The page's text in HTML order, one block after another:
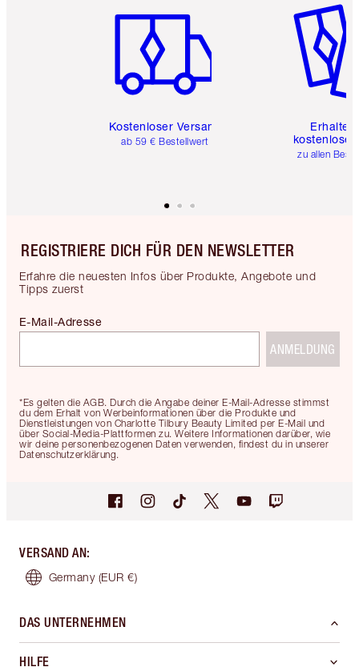
Kostenloser Versand
ab 59 € Bestellwert
Erhalte
kostenlose
zu allen
REGISTRIERE DICH FÜR DEN NEWSLETTER
Erfahre die neuesten Infos über Produkte, Angebote und
Tipps zuerst
*Es gelten die AGB. Durch die Angabe deiner E-Mail-Adresse stimmst
du dem Erhalt von Werbeinformationen über die Produkte und
Dienstleistungen von Charlotte Tilbury Beauty Limited per E-Mail und
über Social-Media-Plattformen zu. Weitere Informationen darüber, wie
wir deine personenbezogenen Daten verwenden, findest du in unserer
Datenschutzerklärung.
E-Mail-Adresse
ANMELDUNG
VERSAND AN:
Germany (EUR €)
DAS UNTERNEHMEN
HILFE